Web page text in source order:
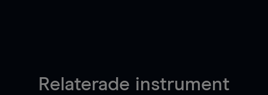
Relaterade instrument